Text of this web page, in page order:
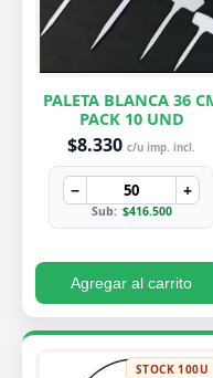
PALETA BLANCA 36
PACK 10 UND
$8.330 c/u imp. incl.
− +
Sub: $416.500
Agregar al carrito
STOCK 100U